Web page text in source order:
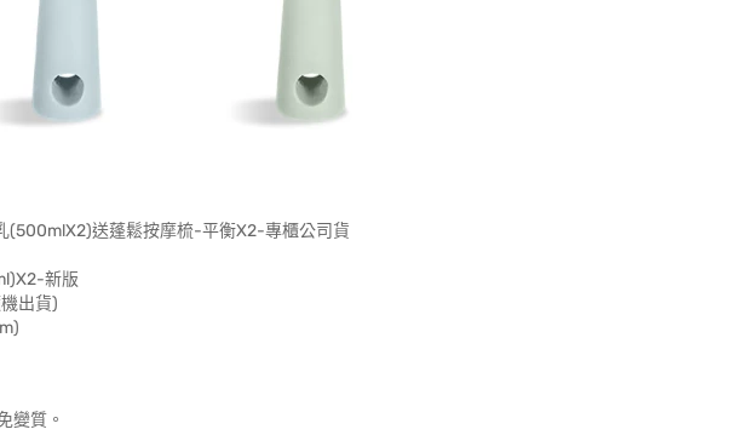
(500mlX2)送蓬鬆按摩梳-平衡X2-專櫃公司貨
新版
出貨)
變質。